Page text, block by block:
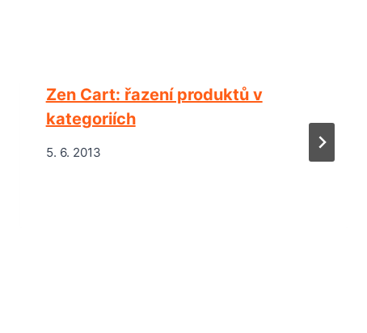
Zen Cart: řazení produktů v
kategoriích
5. 6. 2013